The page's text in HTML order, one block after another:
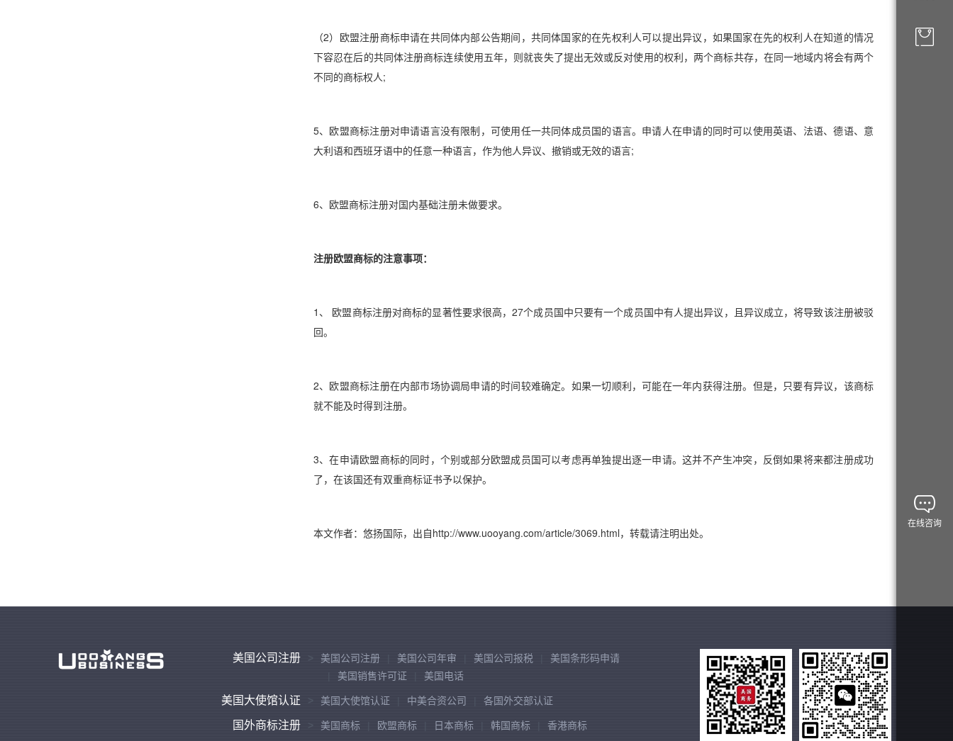
（2）欧盟注册商标申请在共同体内部公告期间，共同体国家的在先权利人可以提出异议，如果国家在先的权利人在知道的情况
下容忍在后的共同体注册商标连续使用五年，则就丧失了提出无效或反对使用的权利，两个商标共存，在同一地域内将会有两个
不同的商标权人;
5、欧盟商标注册对申请语言没有限制，可使用任一共同体成员国的语言。申请人在申请的同时可以使用英语、法语、德语、意
大利语和西班牙语中的任意一种语言，作为他人异议、撤销或无效的语言;
6、欧盟商标注册对国内基础注册未做要求。
注册欧盟商标的注意事项：
1、 欧盟商标注册对商标的显著性要求很高，27个成员国中只要有一个成员国中有人提出异议，且异议成立，将导致该注册被驳
回。
2、欧盟商标注册在内部市场协调局申请的时间较难确定。如果一切顺利，可能在一年内获得注册。但是，只要有异议，该商标
就不能及时得到注册。
3、在申请欧盟商标的同时，个别或部分欧盟成员国可以考虑再单独提出逐一申请。这并不产生冲突，反倒如果将来都注册成功
了，在该国还有双重商标证书予以保护。
本文作者：悠扬国际，出自http://www.uooyang.com/article/3069.html，转载请注明出处。
美国公司注册 美国公司注册 美国公司年审 美国公司报税
美国条形码申请
美国销售许可证
美国电话
美国大使馆认证 美国大使馆认证 中美合资公司 各国外交部认证
国外商标注册 美国商标 欧盟商标 日本商标 韩国商标 香港商标
在线咨询